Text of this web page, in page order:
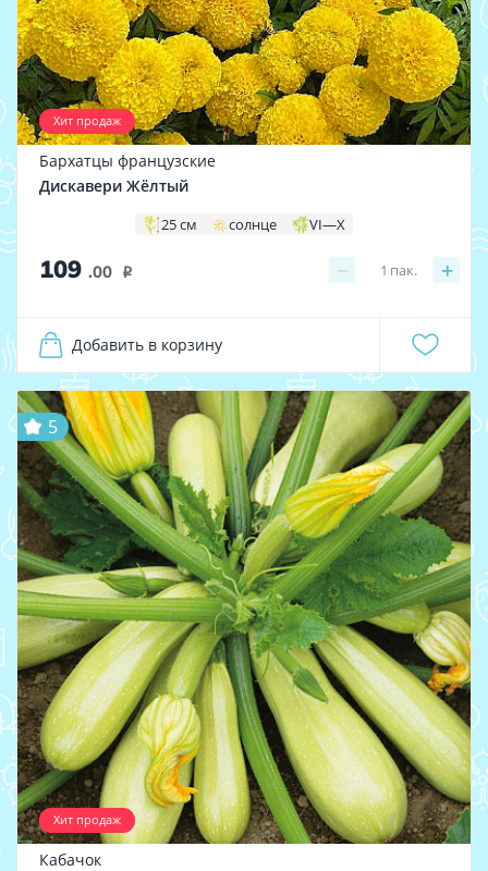
Хит продаж
Бархатцы французские
Дискавери Жёлтый
25 см солнце VI—X
109 .00 i − +
1 пак.
Добавить в корзину
Хит продаж
5
Кабачок